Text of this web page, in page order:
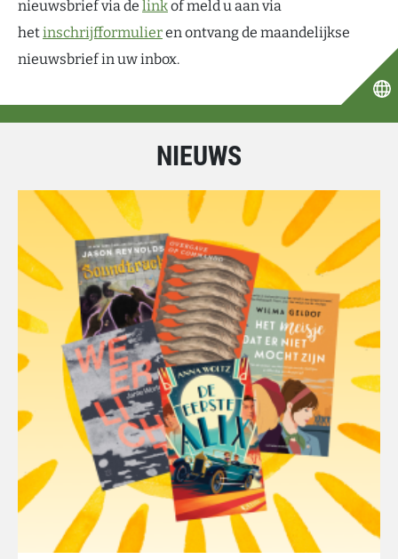
nieuwsbrief via de linkof meld u aan via
hetinschrijfformulieren ontvang de maandelijkse
nieuwsbrief in uw inbox.
NIEUWS